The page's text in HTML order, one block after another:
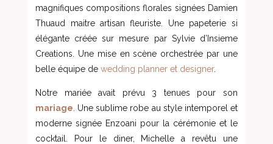
magnifiques compositions florales signées Damien
Thuaud maitre artisan fleuriste. Une papeterie si
élégante créée sur mesure par Sylvie d’Insieme
Creations. Une mise en scène orchestrée par une
belle équipe dewedding planner et designer.
Notre mariée avait prévu 3 tenues pour son
mariage . Une sublime robe au style intemporel et
moderne signée Enzoani pour la cérémonie et le
cocktail. Pour le diner, Michelle a revêtu une